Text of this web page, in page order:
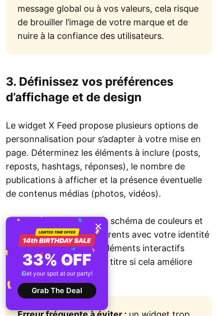
message global ou à vos valeurs, cela risque
de brouiller l’image de votre marque et de
nuire à la confiance des utilisateurs.
3. Définissez vos préférences
d’affichage et de design
Le widget X Feed propose plusieurs options de
personnalisation pour s’adapter à votre mise en
page. Déterminez les éléments à inclure (posts,
reposts, hashtags, réponses), le nombre de
publications à afficher et la présence éventuelle
de contenus médias (photos, vidéos).
Choisissez également un schéma de couleurs et
des accents visuels cohérents avec votre identité
graphique. Ajoutez des éléments interactifs
comme un en-tête ou un titre si cela améliore
l’engagement.
33% OFF
Get your spot at our party!
Grab The Deal